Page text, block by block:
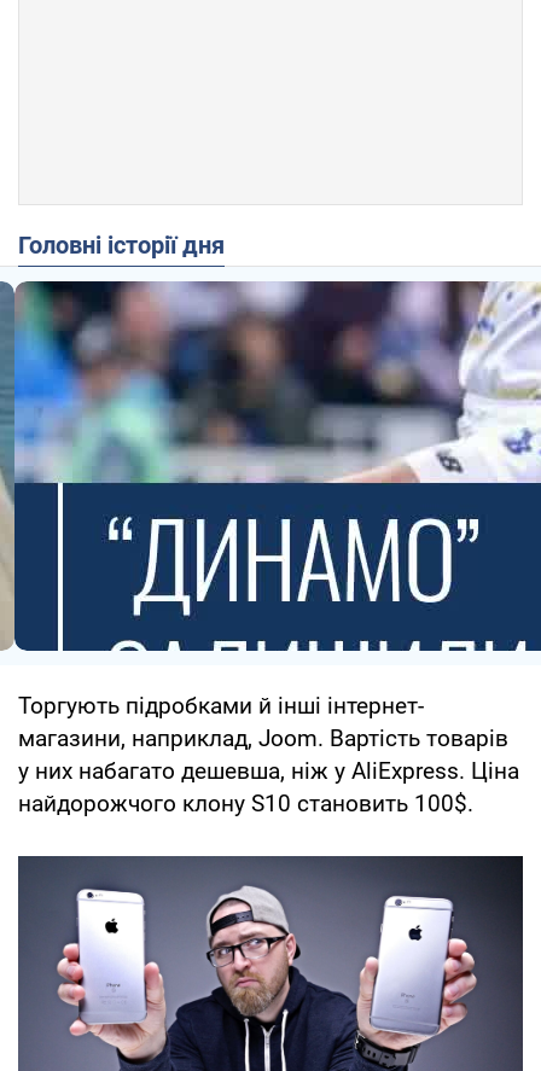
Головні історії дня
Торгують підробками й інші інтернет-
магазини, наприклад, Joom. Вартість товарів
у них набагато дешевша, ніж у AliExpress. Ціна
найдорожчого клону S10 становить 100$.